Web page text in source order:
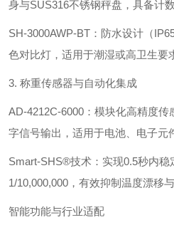
身与SUS316不锈钢秤盘，具备计
‌SH-3000AWP-BT‌：防水设计（
色对比灯，适用于潮湿或高卫生要
3. ‌称重传感器与自动化集成‌
‌AD-4212C-6000‌：模块化高精度
字信号输出，适用于电池、电子元
‌Smart-SHS®技术‌：实现‌0.5秒内稳
1/10,000,000，有效抑制温度漂移与
智能功能与行业适配